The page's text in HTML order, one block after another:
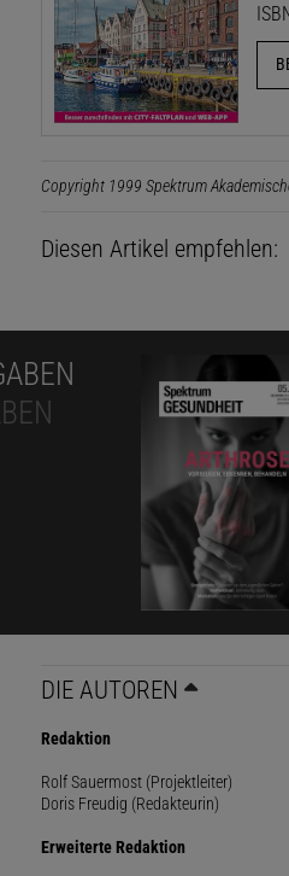
Copyright 1999 Spektrum
Diesen Artikel empfehlen:
DIE AUTOREN
Redaktion
Rolf Sauermost (Projektleiter)
Doris Freudig (Redakteurin)
Erweiterte Redaktion